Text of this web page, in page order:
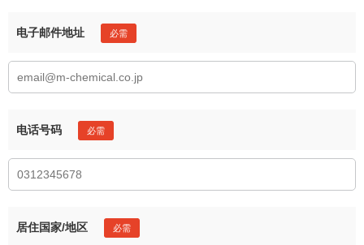
电子邮件地址
电话号码
居住国家/地区